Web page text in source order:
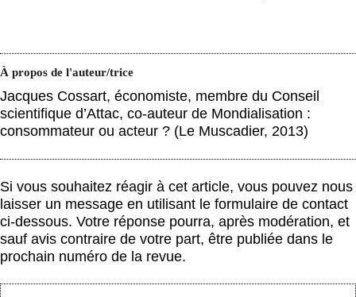
À propos de l'auteur/trice
Jacques Cossart, économiste, membre du Conseil
scientifique d’Attac, co-auteur de Mondialisation :
consommateur ou acteur ? (Le Muscadier, 2013)
Si vous souhaitez réagir à cet article, vous pouvez nous
laisser un message en utilisant le formulaire de contact
ci-dessous. Votre réponse pourra, après modération, et
sauf avis contraire de votre part, être publiée dans le
prochain numéro de la revue.